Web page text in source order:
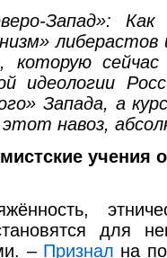
Запад»: Как
которую сейчас
идеологии
Запада, а
навоз,
учения
для
– Признал на